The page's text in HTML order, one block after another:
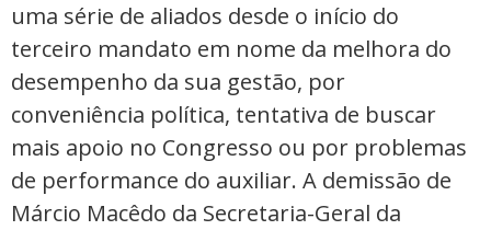
uma série de aliados desde o início do
terceiro mandato em nome da melhora do
desempenho da sua gestão, por
conveniência política, tentativa de buscar
mais apoio no Congresso ou por problemas
de performance do auxiliar. A demissão de
Márcio Macêdo da Secretaria-Geral da